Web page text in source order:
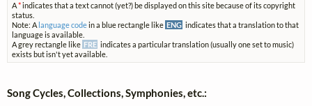
A*indicates that a text cannot (yet?) be displayed on this site because of its copyright
status.
Note: A language codein a blue rectangle like ENG indicates that a translation to that
language is available.
A grey rectangle like FRE indicates a particular translation (usually one set to music)
exists but isn't yet available.
Song Cycles, Collections, Symphonies, etc.: